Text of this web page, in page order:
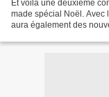
Et voilà une deuxième
made spécial Noël. Avec
aura également des